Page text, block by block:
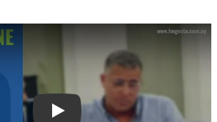
Play: Darwin Correa presentó